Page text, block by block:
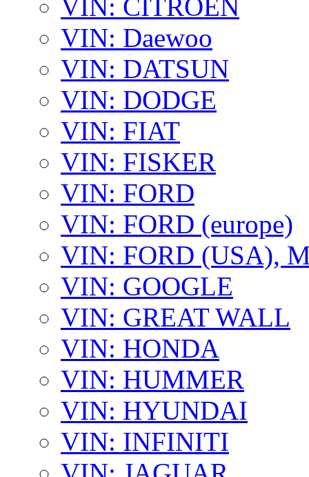
VIN: CITROEN
VIN: Daewoo
VIN: DATSUN
VIN: DODGE
VIN: FIAT
VIN: FISKER
VIN: FORD
VIN: FORD (europe)
VIN: FORD (USA),
VIN: GOOGLE
VIN: GREAT WALL
VIN: HONDA
VIN: HUMMER
VIN: HYUNDAI
VIN: INFINITI